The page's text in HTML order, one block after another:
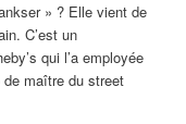
» ? Elle vient de
C’est un
qui l’a employée
maître du street